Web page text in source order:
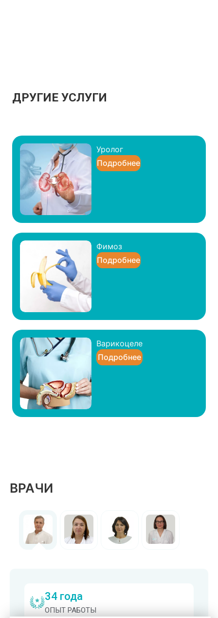
ДРУГИЕ УСЛУГИ
Уролог
Подробнее
Фимоз
Подробнее
Варикоцеле
Подробнее
ВРАЧИ
34 года
ОПЫТ РАБОТЫ